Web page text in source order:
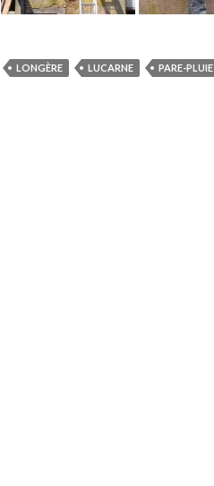
LONGÈRE LUCARNE PARE-PLUIE